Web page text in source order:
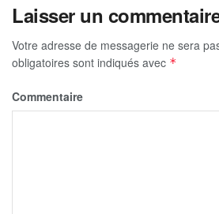
Laisser un
Votre adresse de messagerie ne sera
obligatoires sont indiqués avec *
Commentaire